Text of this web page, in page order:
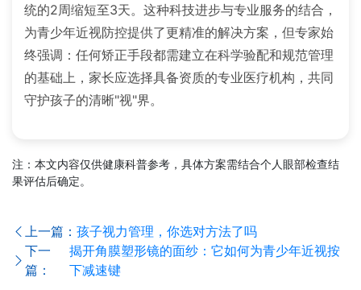
统的2周缩短至3天。这种科技进步与专业服务的结合，
为青少年近视防控提供了更精准的解决方案，但专家始
终强调：任何矫正手段都需建立在科学验配和规范管理
的基础上，家长应选择具备资质的专业医疗机构，共同
守护孩子的清晰"视"界。
注：本文内容仅供健康科普参考，具体方案需结合个人眼部检查结
果评估后确定。
上一篇： 孩子视力管理，你选对方法了吗
下一
篇：
揭开角膜塑形镜的面纱：它如何为青少年近视按
下减速键